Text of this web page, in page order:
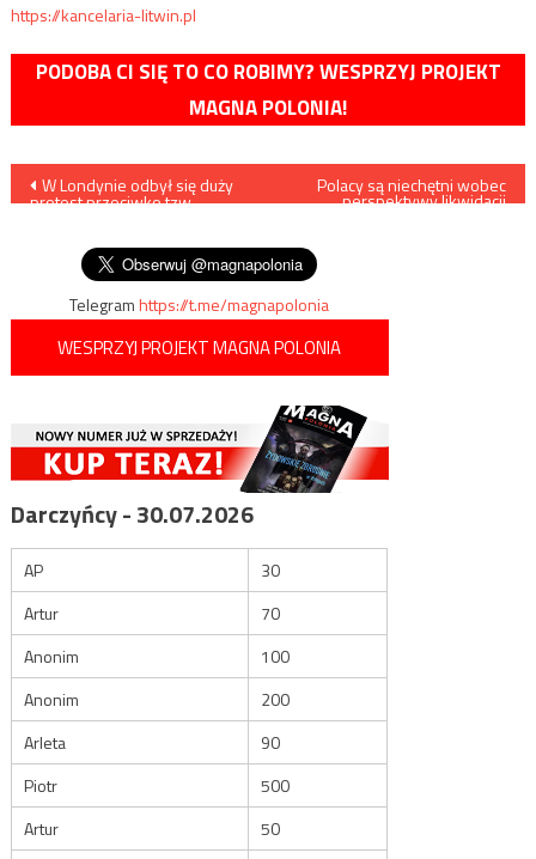
https://kancelaria-litwin.pl
PODOBA CI SIĘ TO CO ROBIMY? WESPRZYJ PROJEKT
MAGNA POLONIA!
Nawigacja
W Londynie odbył się duży
protest przeciwko tzw.
Polacy są niechętni wobec
perspektywy likwidacji
Telegramhttps://t.me/magnapolonia
WESPRZYJ PROJEKT MAGNA POLONIA
Darczyńcy - 30.07.2026
AP
30
Artur
70
Anonim
100
Anonim
200
Arleta
90
Piotr
500
Artur
50